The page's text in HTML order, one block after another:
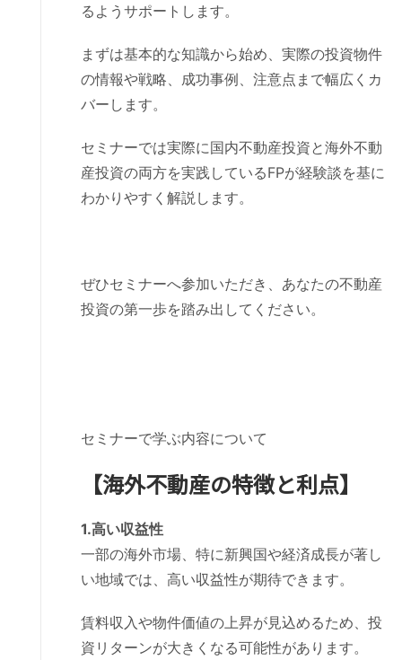
るようサポートします。
まずは基本的な知識から始め、実際の投資物件
の情報や戦略、成功事例、注意点まで幅広くカ
バーします。
セミナーでは実際に国内不動産投資と海外不動
産投資の両方を実践しているFPが経験談を基に
わかりやすく解説します。
ぜひセミナーへ参加いただき、あなたの不動産
投資の第一歩を踏み出してください。
セミナーで学ぶ内容について
【海外不動産の特徴と利点】
1.高い収益性
一部の海外市場、特に新興国や経済成長が著し
い地域では、高い収益性が期待できます。
賃料収入や物件価値の上昇が見込めるため、投
資リターンが大きくなる可能性があります。